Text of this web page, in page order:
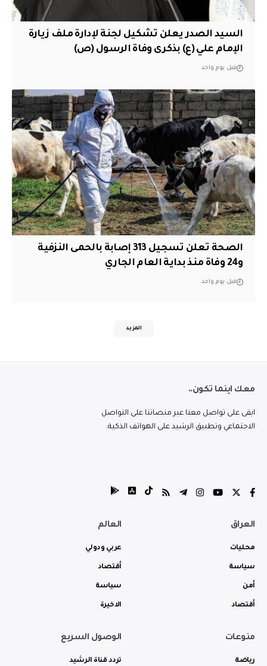
السيد الصدر يعلن تشكيل لجنة لإدارة ملف زيارة
الإمام علي (ع) بذكرى وفاة الرسول (ص)
قبل يوم واحد
الصحة تعلن تسجيل 313 إصابة بالحمى النزفية
و24 وفاة منذ بداية العام الجاري
قبل يوم واحد
المزيد
معك اينما تكون..
ابقى على تواصل معنا عبر منصاتنا على التواصل
الاجتماعي وتطبيق الرشيد على الهواتف الذكية.
العراق
محليات
سياسة
أمن
أقتصاد
العالم
عربي ودولي
أقتصاد
سياسة
الاخيرة
منوعات
رياضة
الوصول السريع
تردد قناة الرشيد